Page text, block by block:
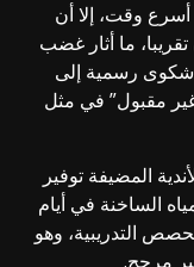
وقت، إلا أن
تقريبا، ما أثار غضب
شكوى رسمية إلى
غير مقبول” في مثل
المضيفة توفير
الساخنة في أيام
التدريبية، وهو
مرجح.